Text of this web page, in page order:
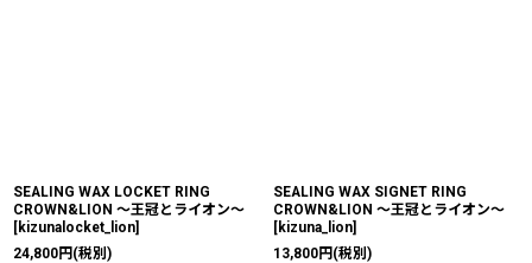
SEALING WAX LOCKET RING
CROWN&LION 〜王冠とライオン〜
[kizunalocket_lion]
24,800円 (税別)
SEALING WAX SIGNET RING
CROWN&LION 〜王冠とライオン〜
[kizuna_lion]
13,800円 (税別)